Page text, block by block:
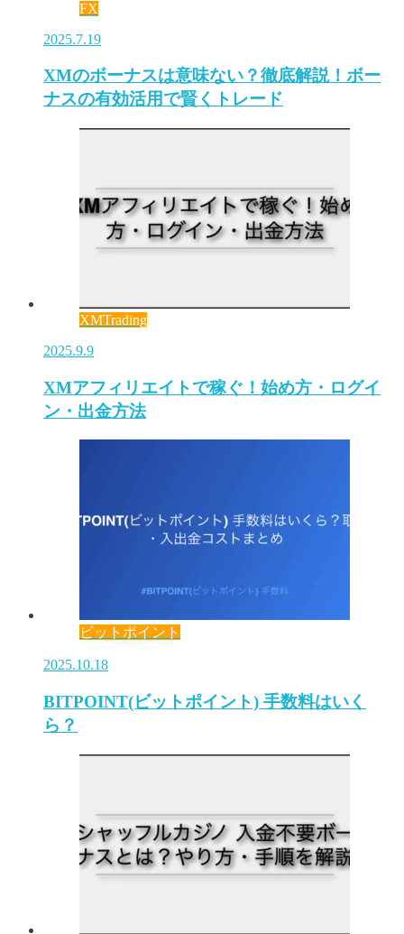
FX
2025.7.19
XMのボーナスは意味ない？徹底解説！ボー
ナスの有効活用で賢くトレード
XMTrading
2025.9.9
XMアフィリエイトで稼ぐ！始め方・ログイ
ン・出金方法
ビットポイント
2025.10.18
BITPOINT(ビットポイント) 手数料はいく
ら？